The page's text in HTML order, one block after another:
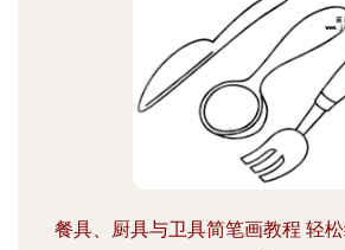
餐具、厨具与卫具简笔画教程 轻